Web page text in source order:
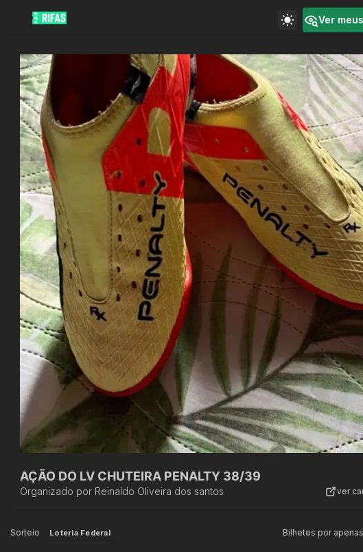
Ver
AÇÃO DO LV CHUTEIRA PENALTY 38/39
Organizado por Reinaldo Oliveira dos santos ver
Sorteio Loteria Federal Bilhetes por apenas